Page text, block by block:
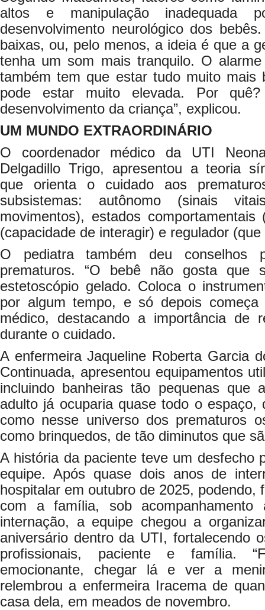
altos e manipulação inadequada
desenvolvimento neurológico dos
baixas, ou, pelo menos, a ideia é que a
tenha um som mais tranquilo. O
também tem que estar tudo muito mais
pode estar muito elevada. Por
desenvolvimento da criança”, explicou.
UM MUNDO EXTRAORDINÁRIO
O coordenador médico da UTI
Delgadillo Trigo, apresentou a teoria
que orienta o cuidado aos
subsistemas: autônomo (sinais
movimentos), estados
(capacidade de interagir) e regulador
O pediatra também deu conselhos
prematuros. “O bebê não gosta que
estetoscópio gelado. Coloca o
por algum tempo, e só depois começa
médico, destacando a importância de
durante o cuidado.
A enfermeira Jaqueline Roberta Garcia
Continuada, apresentou equipamentos
incluindo banheiras tão pequenas
adulto já ocuparia quase todo o espaço,
como nesse universo dos prematuros
como brinquedos, de tão diminutos que
A história da paciente teve um desfecho
equipe. Após quase dois anos de
hospitalar em outubro de 2025, podendo,
com a família, sob acompanhamento
internação, a equipe chegou a
aniversário dentro da UTI, fortalecendo
profissionais, paciente e família.
emocionante, chegar lá e ver a
relembrou a enfermeira Iracema de
casa dela, em meados de novembro.